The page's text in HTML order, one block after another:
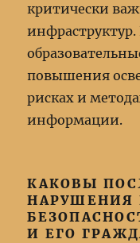
критически
инфраструктур.
повышения
рисках и
информации.
КАКОВЫ
НАРУШЕНИЯ
И ЕГО